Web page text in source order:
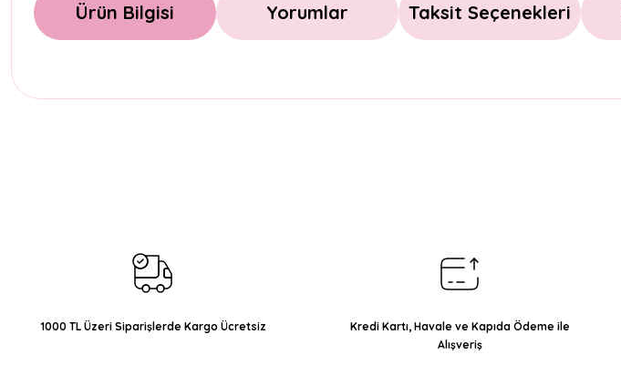
Ürün Bilgisi Yorumlar Taksit Seçenekleri
Ürün fiyatı diğer sitelerden daha pahalı.
Bu ürüne benzer farklı alternatifler olmalı.
1000 TL Üzeri Siparişlerde Kargo Ücretsiz
Kredi Kartı, Havale ve Kapıda Ödeme ile
Alışveriş